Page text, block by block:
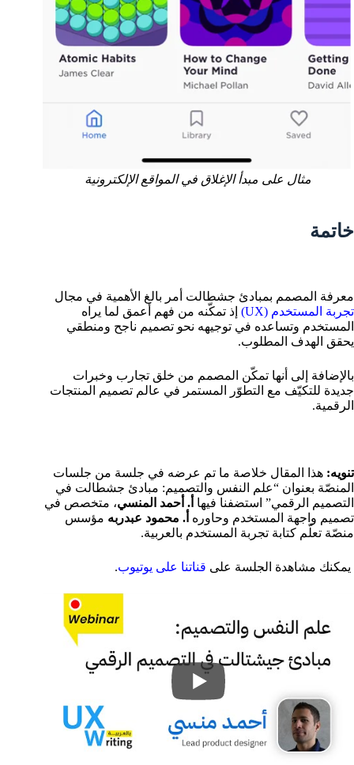
مثال على مبدأ الإغلاق في المواقع الإلكترونية
خاتمة
معرفة المصمم بمبادئ جشطالت أمر بالغ الأهمية في مجال
تجربة المستخدم (UX)
إذ تمكّنه من فهم أعمق لما يراه
المستخدم وتساعده في توجيهه نحو تصميم ناجح ومنطقي
يحقق الهدف المطلوب.
بالإضافة إلى أنها تمكّن المصمم من خلق تجارب وخبرات
جديدة للتكيّف مع التطوّر المستمر في عالم تصميم المنتجات
الرقمية.
تنويه: هذا المقال خلاصة ما تم عرضه في جلسة من جلسات
المنصّة بعنوان “علم النفس والتصميم: مبادئ جشطالت في
التصميم الرقمي” استضفنا فيها أ. أحمد المنسي، متخصص في
تصميم واجهة المستخدم وحاوره أ. محمود عبدربه مؤسس
منصّة تعلّم كتابة تجربة المستخدم بالعربية.
يمكنك مشاهدة الجلسة على قناتنا على يوتيوب.